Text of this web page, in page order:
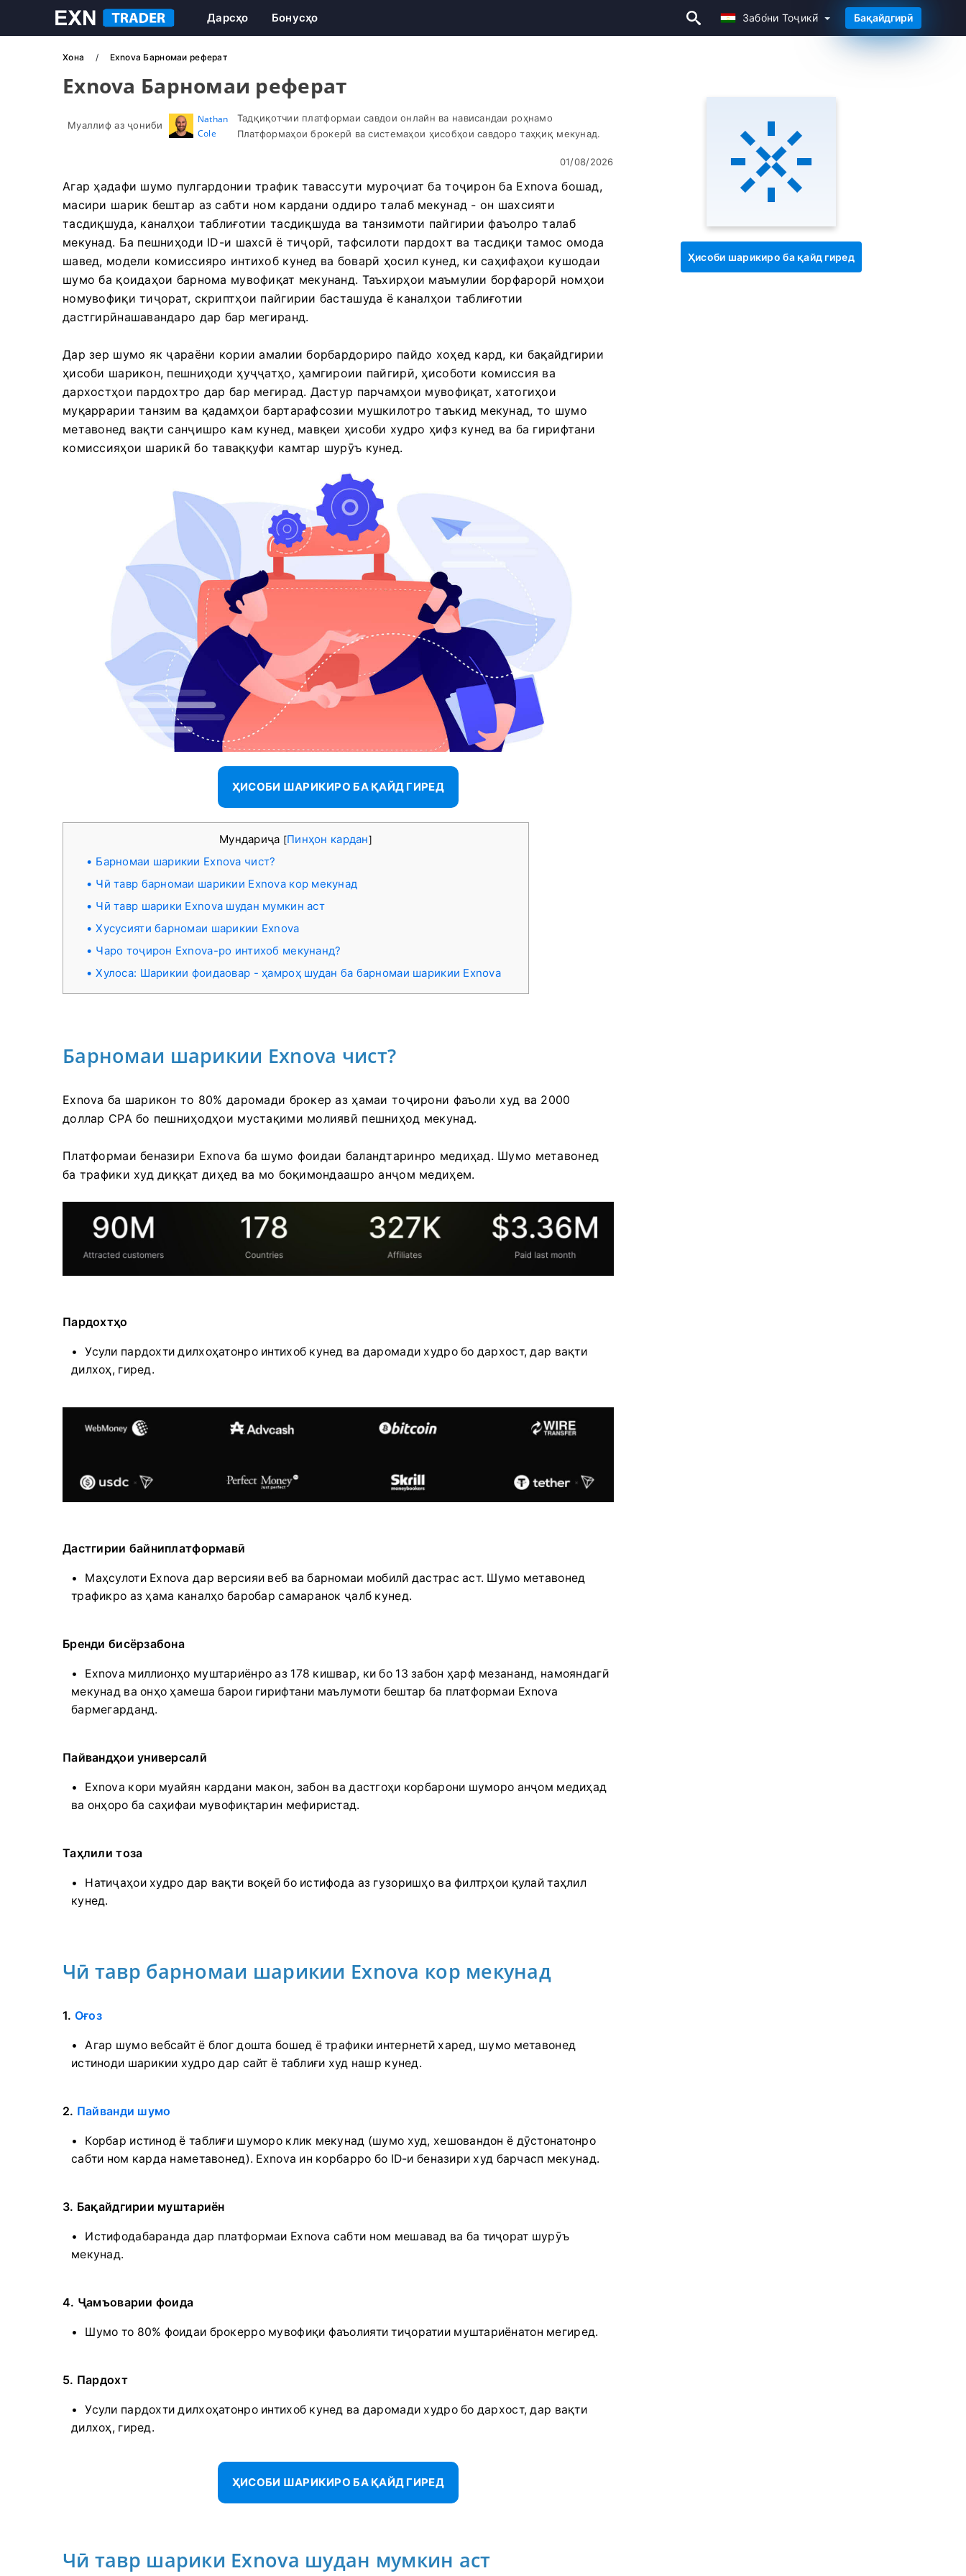
Забо́ни Тоҷикӣ́
Дарсҳо Бонусҳо Забо́ни Тоҷикӣ́ Бақайдгирӣ
Хона Exnova Барномаи реферат
Exnova Барномаи реферат
Муаллиф аз ҷониби
Nathan
Cole
Тадқиқотчии платформаи савдои онлайн ва нависандаи роҳнамо
Платформаҳои брокерӣ ва системаҳои ҳисобҳои савдоро таҳқиқ мекунад.
01/08/2026
Агар ҳадафи шумо пулгардонии трафик тавассути муроҷиат ба тоҷирон ба Exnova бошад,
масири шарик бештар аз сабти ном кардани оддиро талаб мекунад - он шахсияти
тасдиқшуда, каналҳои таблиғотии тасдиқшуда ва танзимоти пайгирии фаъолро талаб
мекунад. Ба пешниҳоди ID-и шахсӣ ё тиҷорӣ, тафсилоти пардохт ва тасдиқи тамос омода
шавед, модели комиссияро интихоб кунед ва боварӣ ҳосил кунед, ки саҳифаҳои кушодаи
шумо ба қоидаҳои барнома мувофиқат мекунанд. Таъхирҳои маъмулии борфарорӣ номҳои
номувофиқи тиҷорат, скриптҳои пайгирии басташуда ё каналҳои таблиғотии
дастгирӣнашавандаро дар бар мегиранд.
Дар зер шумо як ҷараёни кории амалии борбардориро пайдо хоҳед кард, ки бақайдгирии
ҳисоби шарикон, пешниҳоди ҳуҷҷатҳо, ҳамгироии пайгирӣ, ҳисоботи комиссия ва
дархостҳои пардохтро дар бар мегирад. Дастур парчамҳои мувофиқат, хатогиҳои
муқаррарии танзим ва қадамҳои бартарафсозии мушкилотро таъкид мекунад, то шумо
метавонед вақти санҷишро кам кунед, мавқеи ҳисоби худро ҳифз кунед ва ба гирифтани
комиссияҳои шарикӣ бо таваққуфи камтар шурӯъ кунед.
ҲИСОБИ ШАРИКИРО БА ҚАЙД ГИРЕД
Мундариҷа [Пинҳон кардан]
Барномаи шарикии Exnova чист?
Чӣ тавр барномаи шарикии Exnova кор мекунад
Чӣ тавр шарики Exnova шудан мумкин аст
Хусусияти барномаи шарикии Exnova
Чаро тоҷирон Exnova-ро интихоб мекунанд?
Хулоса: Шарикии фоидаовар - ҳамроҳ шудан ба барномаи шарикии Exnova
Барномаи шарикии Exnova чист?
Exnova ба шарикон то 80% даромади брокер аз ҳамаи тоҷирони фаъоли худ ва 2000
доллар CPA бо пешниҳодҳои мустақими молиявӣ пешниҳод мекунад.
Платформаи беназири Exnova ба шумо фоидаи баландтаринро медиҳад. Шумо метавонед
ба трафики худ диққат диҳед ва мо боқимондаашро анҷом медиҳем.
Пардохтҳо
Усули пардохти дилхоҳатонро интихоб кунед ва даромади худро бо дархост, дар вақти
дилхоҳ, гиред.
Дастгирии байниплатформавӣ
Маҳсулоти Exnova дар версияи веб ва барномаи мобилӣ дастрас аст. Шумо метавонед
трафикро аз ҳама каналҳо баробар самаранок ҷалб кунед.
Бренди бисёрзабона
Exnova миллионҳо муштариёнро аз 178 кишвар, ки бо 13 забон ҳарф мезананд, намояндагӣ
мекунад ва онҳо ҳамеша барои гирифтани маълумоти бештар ба платформаи Exnova
бармегарданд.
Пайвандҳои универсалӣ
Exnova кори муайян кардани макон, забон ва дастгоҳи корбарони шуморо анҷом медиҳад
ва онҳоро ба саҳифаи мувофиқтарин мефиристад.
Таҳлили тоза
Натиҷаҳои худро дар вақти воқеӣ бо истифода аз гузоришҳо ва филтрҳои қулай таҳлил
кунед.
Чӣ тавр барномаи шарикии Exnova кор мекунад
1. Оғоз
Агар шумо вебсайт ё блог дошта бошед ё трафики интернетӣ харед, шумо метавонед
истиноди шарикии худро дар сайт ё таблиғи худ нашр кунед.
2. Пайванди шумо
Корбар истинод ё таблиғи шуморо клик мекунад (шумо худ, хешовандон ё дӯстонатонро
сабти ном карда наметавонед). Exnova ин корбарро бо ID-и беназири худ барчасп мекунад.
3. Бақайдгирии муштариён
Истифодабаранда дар платформаи Exnova сабти ном мешавад ва ба тиҷорат шурӯъ
мекунад.
4. Ҷамъоварии фоида
Шумо то 80% фоидаи брокерро мувофиқи фаъолияти тиҷоратии муштариёнатон мегиред.
5. Пардохт
Усули пардохти дилхоҳатонро интихоб кунед ва даромади худро бо дархост, дар вақти
дилхоҳ, гиред.
ҲИСОБИ ШАРИКИРО БА ҚАЙД ГИРЕД
Чӣ тавр шарики Exnova шудан мумкин аст
Ҳисоби шарикиро ба қайд гиред